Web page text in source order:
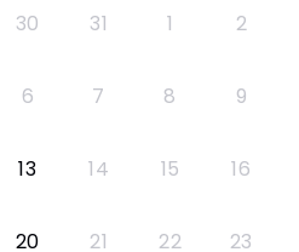
30 31 1 2
6 7 8 9
13 14 15 16
20 21 22 23